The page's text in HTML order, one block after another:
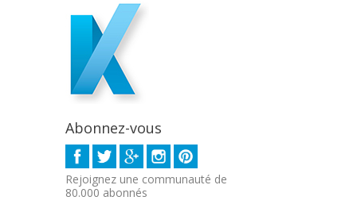
Abonnez-vous
Rejoignez une communauté de
80.000 abonnés